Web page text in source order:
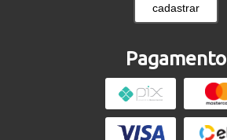
cadastrar
Pagamento